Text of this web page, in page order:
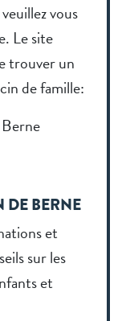
vous
Le site
trouver un
de famille:
DE BERNE
et
sur les
et